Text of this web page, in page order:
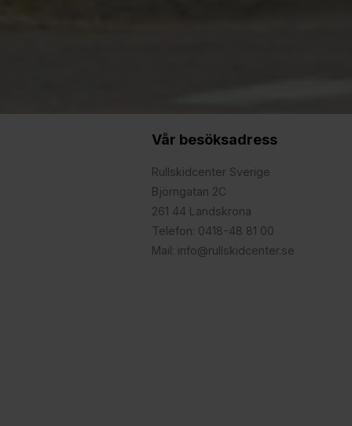
Vår besöksadress
Rullskidcenter Sverige
Björngatan 2C
261 44 Landskrona
Telefon: 0418-48 81 00
Mail: info@rullskidcenter.se